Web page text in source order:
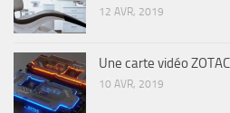
12 AVR, 2019
Une carte vidéo
10 AVR, 2019